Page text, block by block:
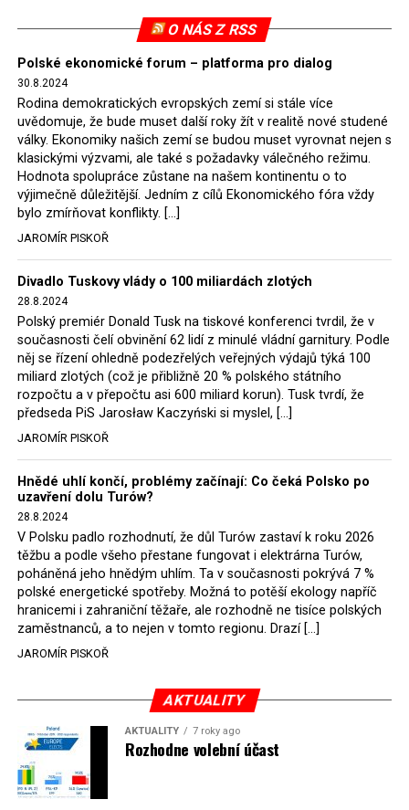
2022, než byl tento případ z důvodu uzavření dohody
Polska s Českou republikou o odstranění příčin sporu o
důl Turów vymazán z rejstříku tribunálu. Celkem si
Polsko nechalo z přiznaných evropských fondů odečíst
asi 70 milionů eur na pokutách a 45 milionů eur
zaplatilo jako odškodnění České republice – ale jak důl,
tak elektrárna nadále fungovaly. Už tehdy zástupci
tehdejší opozice a dnes vládnoucí koalice, jako
místopředseda Občanské platformy (PO) Rafał
Hołownia, přímo řekli, že by se polská vláda měla
tomuto rozhodnutí podřídit.
Rozhodnutí polského ministra spravedlnosti jistě potěší
německé, české a polské ekology, ale i těžaře. Je těžké si
představit, že by o takové věci rozhodoval sám ministr
Bodnar. Musel získat politický souhlas vládnoucí koalice.
Stále jsou totiž platné argumenty Morawieckého vlády,
že důl i elektrárna jsou – kromě zabezpečování cca 7 %
polského energetického mixu – klíčovými podniky, spolu
se svými dceřinými společnostmi zaměstnávají cca pět
tisíc lidí. Navíc s činností dolu a elektrárny nepřímo
souvisí dalších několik desítek tisíc pracovních míst v
regionu. Zelená politika ale opět zvítězila.
Rozhodnutí polského ministra spravedlnosti jistě potěší
německé, české a polské ekology, kteří žalobu u
správního soudu podali, ale také německé a české
možná vozit své hnědé uhlí. ČEZ bude také spokojen –
škrtnutím 7 % elektřiny znamená totiž pro Polsko zcela
neplánované a nečekané skokové zvýšení závislosti na
dovozu elektřiny už od roku 2027.
O NÁS Z RSS
Polské ekonomické forum – platforma pro dialog
30.8.2024
Rodina demokratických evropských zemí si stále více
uvědomuje, že bude muset další roky žít v realitě nové studené
války. Ekonomiky našich zemí se budou muset vyrovnat nejen s
klasickými výzvami, ale také s požadavky válečného režimu.
Hodnota spolupráce zůstane na našem kontinentu o to
výjimečně důležitější. Jedním z cílů Ekonomického fóra vždy
bylo zmírňovat konflikty. […]
JAROMÍR PISKOŘ
Divadlo Tuskovy vlády o 100 miliardách zlotých
28.8.2024
Polský premiér Donald Tusk na tiskové konferenci tvrdil, že v
současnosti čelí obvinění 62 lidí z minulé vládní garnitury. Podle
něj se řízení ohledně podezřelých veřejných výdajů týká 100
miliard zlotých (což je přibližně 20 % polského státního
rozpočtu a v přepočtu asi 600 miliard korun). Tusk tvrdí, že
předseda PiS Jarosław Kaczyński si myslel, […]
JAROMÍR PISKOŘ
Hnědé uhlí končí, problémy začínají: Co čeká Polsko po
uzavření dolu Turów?
28.8.2024
V Polsku padlo rozhodnutí, že důl Turów zastaví k roku 2026
těžbu a podle všeho přestane fungovat i elektrárna Turów,
poháněná jeho hnědým uhlím. Ta v současnosti pokrývá 7 %
polské energetické spotřeby. Možná to potěší ekology napříč
hranicemi i zahraniční těžaře, ale rozhodně ne tisíce polských
zaměstnanců, a to nejen v tomto regionu. Drazí […]
JAROMÍR PISKOŘ
AKTUALITY
AKTUALITY 7 roky ago
Rozhodne volební účast